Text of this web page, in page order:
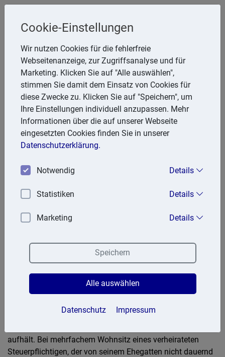
Friedhelm Glanert
Breitenbachstr. 28, 47809 Krefeld
Telefon: 2151 951857
E-Mail:FGlanert@aol.com
Lexika
Volltext-Suche in den Lexika
Steuerlexikon
Wohnsitzfinanzamt
Für die Besteuerung natürlicher Personen
(Einkommensteuer) ist das Finanzamt örtlich zuständig, in
dessen Bezirk der Steuerpflichtige seinen Wohnsitz oder
seinen gewöhnlichen Aufenthalt hat (Wohnsitzfinanzamt).
Bei mehrfachem Wohnsitz im Inland ist der Wohnsitz
aufhält. Bei mehrfachem Wohnsitz eines verheirateten
Steuerpflichtigen, der von seinem Ehegatten nicht dauernd
Cookie-Einstellungen
Wir nutzen Cookies für die fehlerfreie
Webseitenanzeige, zur Zugriffsanalyse und für
Marketing. Klicken Sie auf "Alle auswählen",
stimmen Sie damit dem Einsatz von Cookies für
diese Zwecke zu. Klicken Sie auf "Speichern", um
Ihre Einstellungen individuell anzupassen. Mehr
Informationen über die auf unserer Webseite
eingesetzten Cookies finden Sie in unserer
Datenschutzerklärung.
Notwendig Details
Statistiken Details
Marketing Details
Datenschutz Impressum
Speichern
Alle auswählen